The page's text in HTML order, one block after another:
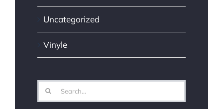
Uncategorized
Vinyle
Search
for: